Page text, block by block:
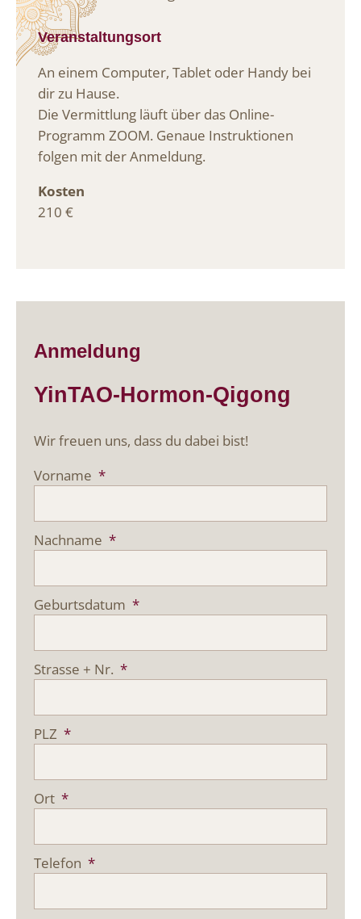
Veranstaltungsort
An einem Computer, Tablet oder Handy bei
dir zu Hause.
Die Vermittlung läuft über das Online-
Programm ZOOM. Genaue Instruktionen
folgen mit der Anmeldung.
Kosten
210 €
Anmeldung
YinTAO-Hormon-Qigong
Wir freuen uns, dass du dabei bist!
Vorname *
Nachname *
Geburtsdatum *
Strasse + Nr. *
PLZ *
Ort *
Telefon *